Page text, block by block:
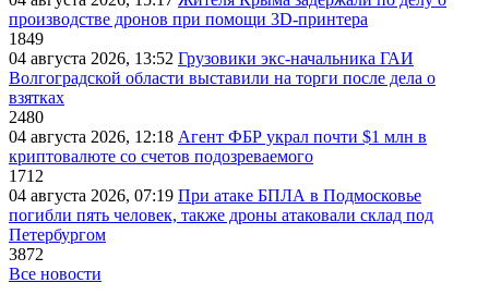
производстве дронов при помощи 3D‑принтера
1849
04 августа 2026, 13:52 Грузовики экс-начальника ГАИ
Волгоградской области выставили на торги после дела о
взятках
2480
04 августа 2026, 12:18 Агент ФБР украл почти $1 млн в
криптовалюте со счетов подозреваемого
1712
04 августа 2026, 07:19 При атаке БПЛА в Подмосковье
погибли пять человек, также дроны атаковали склад под
Петербургом
3872
Все новости